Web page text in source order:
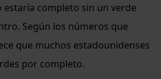
estaría completo sin un verde
Según los números que
que muchos estadounidenses
por completo.